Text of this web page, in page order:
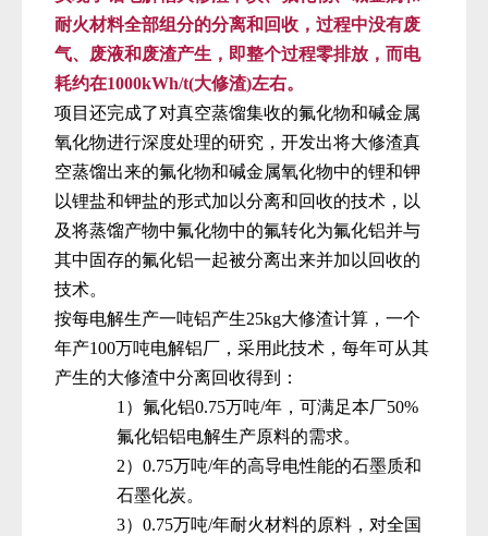
耐火材料全部组分的分离和回收，过程中没有废
气、废液和废渣产生，即整个过程零排放，而电
耗约在1000kWh/t(大修渣)左右。
项目还完成了对真空蒸馏集收的氟化物和碱金属
氧化物进行深度处理的研究，开发出将大修渣真
空蒸馏出来的氟化物和碱金属氧化物中的锂和钾
以锂盐和钾盐的形式加以分离和回收的技术，以
及将蒸馏产物中氟化物中的氟转化为氟化铝并与
其中固存的氟化铝一起被分离出来并加以回收的
技术。
按每电解生产一吨铝产生25kg大修渣计算，一个
年产100万吨电解铝厂，采用此技术，每年可从其
产生的大修渣中分离回收得到：
1） 氟化铝0.75万吨/年，可满足本厂50%
氟化铝铝电解生产原料的需求。
2）0.75万吨/年的高导电性能的石墨质和
石墨化炭。
3）0.75万吨/年耐火材料的原料，对全国